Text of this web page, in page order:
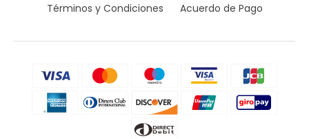
Términos y Condiciones
Acuerdo de Pago